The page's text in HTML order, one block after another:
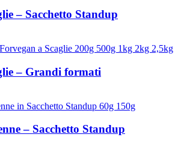
– Sacchetto Standup
– Grandi formati
– Sacchetto Standup